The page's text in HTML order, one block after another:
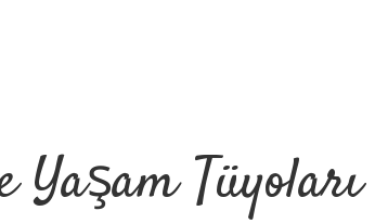
Yaşam Tüyoları